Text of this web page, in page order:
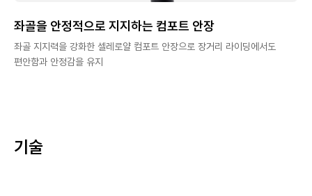
좌골을 안정적으로 지지하는 컴포트 안장
좌골 지지력을 강화한 셀레로얄 컴포트 안장으로 장거리 라이딩에서도
편안함과 안정감을 유지
기술